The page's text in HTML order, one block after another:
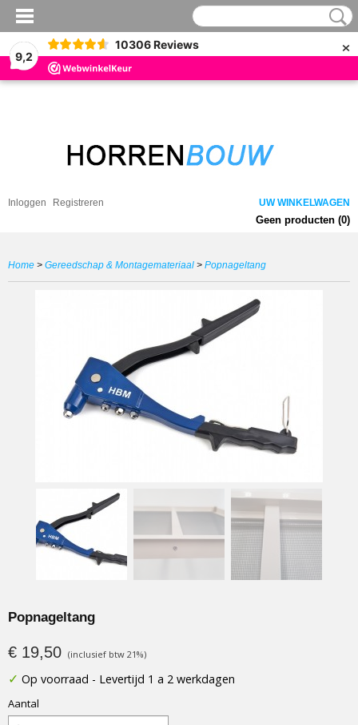
9,2
10306 Reviews ×
Inloggen Registreren UW WINKELWAGEN
Geen producten (0)
Home > Gereedschap & Montagemateriaal > Popnageltang
Popnageltang
€ 19,50 (inclusief btw 21%)
✓ Op voorraad - Levertijd 1 a 2 werkdagen
Aantal